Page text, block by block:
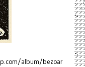
album/bezoar